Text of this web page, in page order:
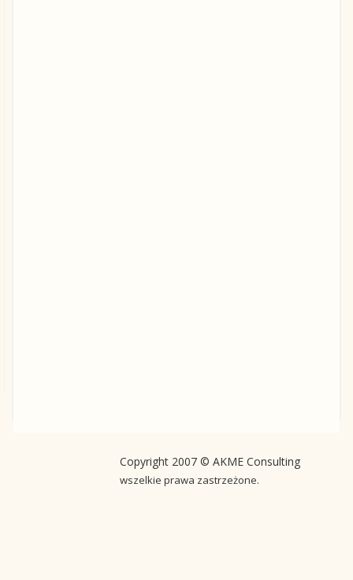
Copyright 2007 © AKME Consulting
wszelkie prawa zastrzeżone.